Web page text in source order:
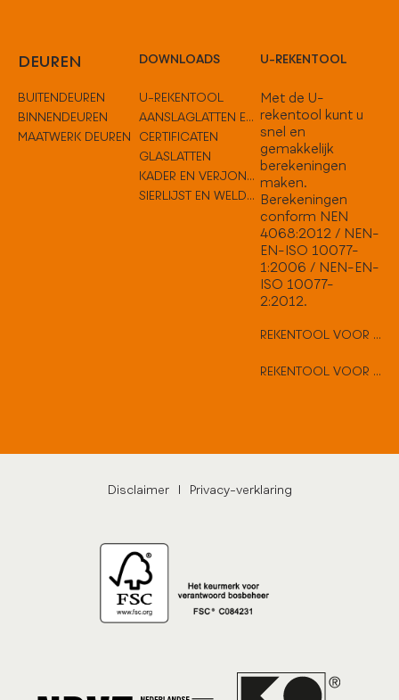
DEUREN
BUITENDEUREN
BINNENDEUREN
MAATWERK DEUREN
DOWNLOADS
U-REKENTOOL
AANSLAGLATTEN EN TUSSENOPLOSSINGEN
CERTIFICATEN
GLASLATTEN
KADER EN VERJONGEN
SIERLIJST EN WELDORPELS
U-REKENTOOL
Met de U-
rekentool kunt u
snel en
gemakkelijk
berekeningen
maken.
Berekeningen
conform NEN
4068:2012 / NEN-
EN-ISO 10077-
1:2006 / NEN-EN-
ISO 10077-
2:2012.
REKENTOOL VOOR VLAKKE DEUREN
REKENTOOL VOOR HARD HOUTEN DEUREN
Disclaimer | Privacy-verklaring